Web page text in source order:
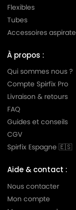
Flexibles
Tubes
Accessoires
À propos :
Qui sommes nous ?
Compte Spirfix Pro
Livraison & retours
FAQ
Guides et conseils
CGV
Spirfix Espagne 🇪🇸
Aide & contact :
Nous contacter
Mon compte